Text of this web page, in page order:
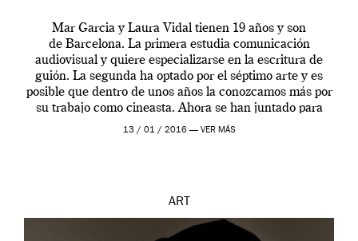
Mar Garcia y Laura Vidal tienen 19 años y son
de Barcelona. La primera estudia comunicación
audiovisual y quiere especializarse en la escritura de
guión. La segunda ha optado por el séptimo arte y es
posible que dentro de unos años la conozcamos más por
su trabajo como cineasta. Ahora se han juntado para
contarnos una […]
13 / 01 / 2016 — VER MÁS
ART